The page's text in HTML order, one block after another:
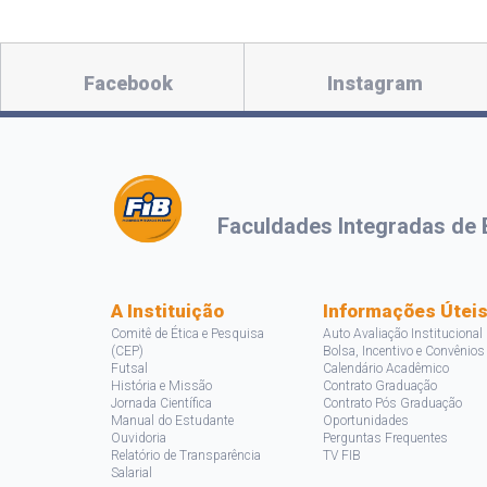
Facebook Instagram
Faculdades Integradas de
A Instituição
Comitê de Ética e Pesquisa
(CEP)
Futsal
História e Missão
Jornada Científica
Manual do Estudante
Ouvidoria
Relatório de Transparência
Salarial
Informações Úteis
Auto Avaliação Institucional
Bolsa, Incentivo e Convênios
Calendário Acadêmico
Contrato Graduação
Contrato Pós Graduação
Oportunidades
Perguntas Frequentes
TV FIB